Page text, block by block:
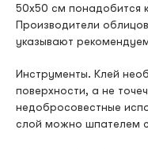
50х50 см понадобится
Производители
указывают
Инструменты. Клей
поверхности, а не
недобросовестные
слой можно шпателем